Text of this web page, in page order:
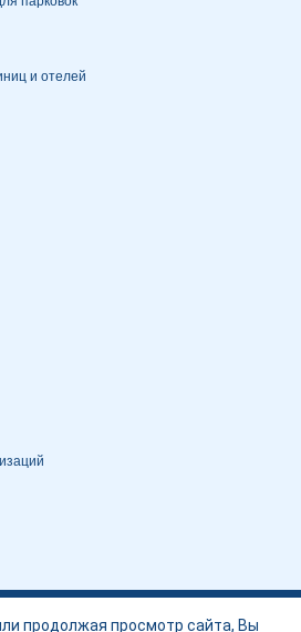
и отелей
продолжая просмотр сайта, Вы